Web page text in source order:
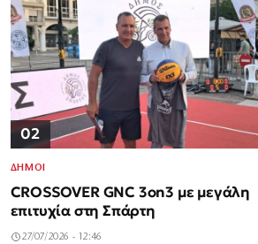
02
ΔΗΜΟΙ
CROSSOVER GNC 3on3 με μεγάλη
επιτυχία στη Σπάρτη
27/07/2026 - 12:46